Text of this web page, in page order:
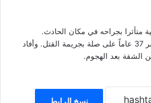
متأثرا بجراحه في مكان الحادث.
احتجزت الشرطة امرأة تبلغ من العمر 37 عاماً على صلة بجريمة القتل. وأفاد
الشقة بعد الهجوم.
نسخ الرابط